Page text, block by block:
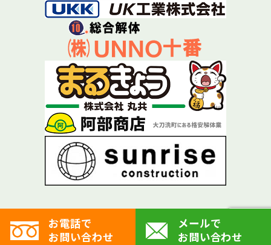
お電話で
お問い合わせ
メールで
お問い合わせ